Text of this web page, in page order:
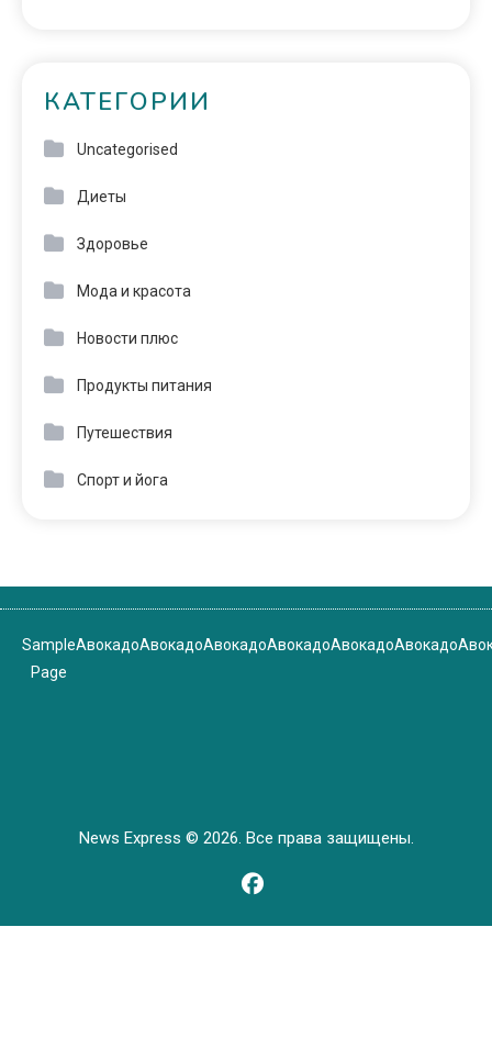
КАТЕГОРИИ
Uncategorised
Диеты
Здоровье
Мода и красота
Новости плюс
Продукты питания
Путешествия
Спорт и йога
Sample
Page
АвокадоАвокадоАвокадоАвокадоАвокадоАвокадо
News Express © 2026. Все права защищены.